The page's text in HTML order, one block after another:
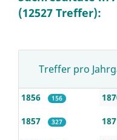
(12527 Treffer):
Treffer pro
1856 156
1857 327